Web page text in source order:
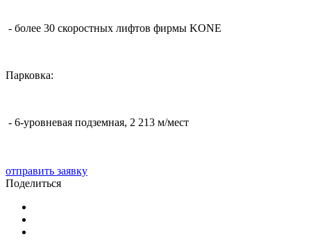
- более 30 скоростных лифтов фирмы KONE
Парковка:
- 6-уровневая подземная, 2 213 м/мест
отправить заявку
Поделиться